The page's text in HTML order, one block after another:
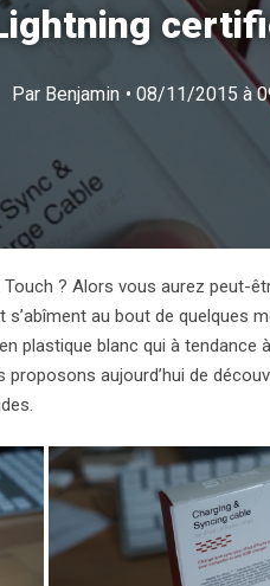
Par Benjamin • 08/11/2015 à
? Alors vous aurez peut-
au bout de quelques
plastique blanc qui à tendance
aujourd’hui de